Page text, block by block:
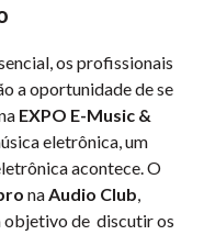
os profissionais
a oportunidade de se
EXPO E-Music &
eletrônica, um
acontece. O
naAudio Club,
objetivo de discutir os